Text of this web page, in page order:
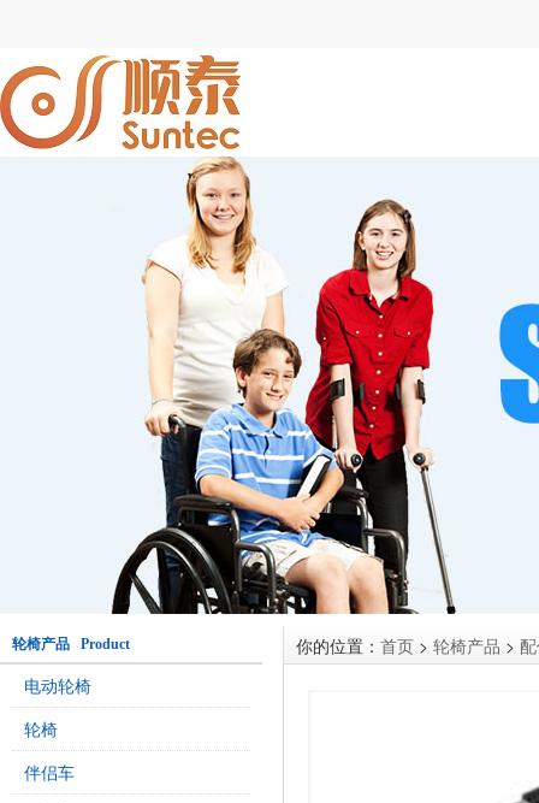
轮椅产品 Product
电动轮椅
轮椅
伴侣车
你的位置： 首页 > 轮椅产品 >